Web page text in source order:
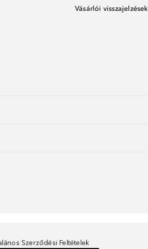
Vásárlói visszajelzések
Szerződési Feltételek